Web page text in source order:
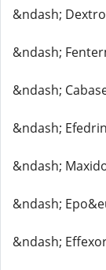
&ndash;
&ndash;
&ndash;
&ndash;
&ndash;
&ndash;
&ndash;